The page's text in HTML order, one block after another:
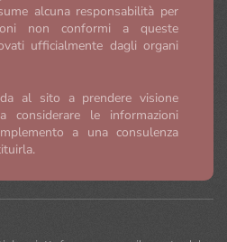
alcuna responsabilità per
non conformi a queste
ufficialmente dagli organi
al sito a prendere visione
le informazioni
a una consulenza